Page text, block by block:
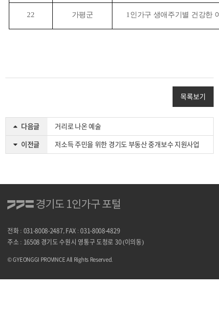
22 가평군 1 인가구 생애주기별 건강한
목록보기
다음글 거리로 나온 예술
이전글 저소득 주민을 위한 경기도 부동산 중개보수 지원사업
전화 : 031-8008-2487, FAX : 031-8008-4829
주소 : 16508 경기도 수원시 영통구 도청로 30 (이의동)
© GYEONGGI PROVINCE All Rights Reserved.